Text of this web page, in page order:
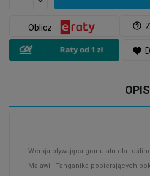
help_outline
Oblicz
favorite
OPIS
Wersja pływająca granulatu dla
Malawi i Tanganika pobierających